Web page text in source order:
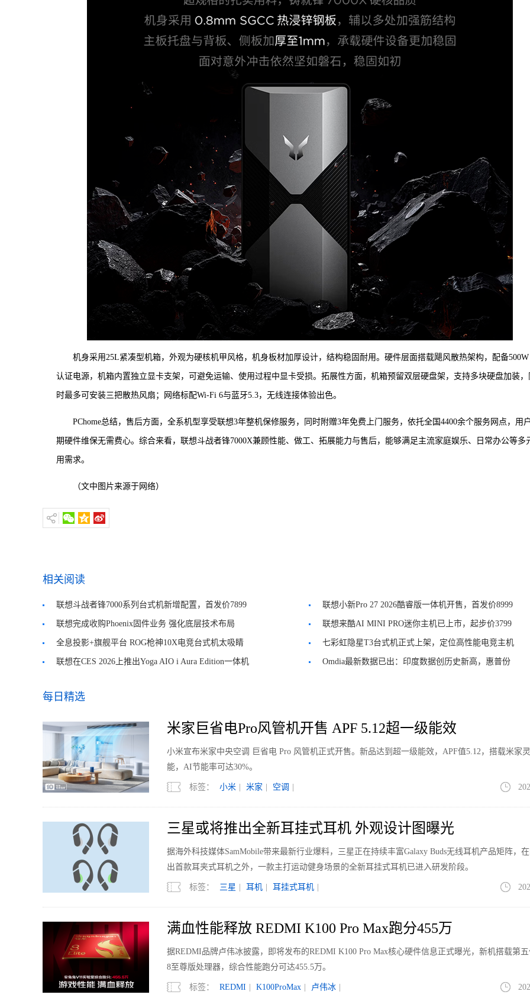
机身采用25L紧凑型机箱，外观为硬核机甲风格，机身板材加厚设计，结构稳固耐用。硬件层面搭载飓风散热架构，配备500W
认证电源，机箱内置独立显卡支架，可避免运输、使用过程中显卡受损。拓展性方面，机箱预留双层硬盘架，支持多块硬盘加装，
时最多可安装三把散热风扇；网络标配Wi-Fi 6与蓝牙5.3，无线连接体验出色。
PChome总结，售后方面，全系机型享受联想3年整机保修服务，同时附赠3年免费上门服务，依托全国4400余个服务网点，用
期硬件维保无需费心。综合来看，联想斗战者锋7000X兼顾性能、做工、拓展能力与售后，能够满足主流家庭娱乐、日常办公等多
用需求。
（文中图片来源于网络）
相关阅读
联想斗战者锋7000系列台式机新增配置，首发价7899
元起
联想小新Pro 27 2026酷睿版一体机开售，首发价8999
元
联想完成收购Phoenix固件业务 强化底层技术布局 联想来酷AI MINI PRO迷你主机已上市，起步价3799
元
全息投影+旗舰平台 ROG枪神10X电竞台式机太吸睛
了
七彩虹隐星T3台式机正式上架，定位高性能电竞主机
联想在CES 2026上推出Yoga AIO i Aura Edition一体机 Omdia最新数据已出：印度数据创历史新高，惠普份
每日精选
米家巨省电Pro风管机开售 APF 5.12超一级能效
小米宣布米家中央空调 巨省电 Pro 风管机正式开售。新品达到超一级能效，APF值5.12，搭载米家
能，AI节能率可达30%。
标签： 小米 米家 空调
三星或将推出全新耳挂式耳机 外观设计图曝光
据海外科技媒体SamMobile带来最新行业爆料，三星正在持续丰富Galaxy Buds无线耳机产品矩阵，
出首款耳夹式耳机之外，一款主打运动健身场景的全新耳挂式耳机已进入研发阶段。
标签： 三星 耳机 耳挂式耳机
满血性能释放 REDMI K100 Pro Max跑分455万
据REDMI品牌卢伟冰披露，即将发布的REDMI K100 Pro Max核心硬件信息正式曝光，新机搭载第
8至尊版处理器，综合性能跑分可达455.5万。
标签： REDMI K100ProMax 卢伟冰